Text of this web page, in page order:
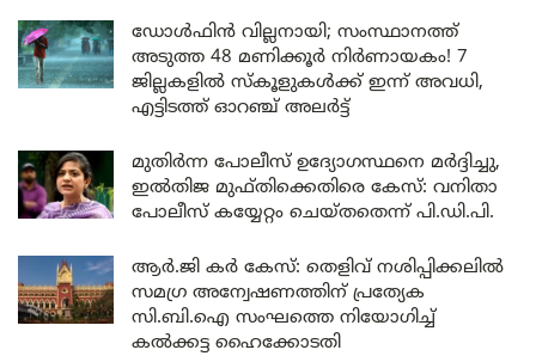
ഡോൾഫിൻ വില്ലനായി; സംസ്ഥാനത്ത്
അടുത്ത 48 മണിക്കൂർ നിർണായകം! 7
ജില്ലകളിൽ സ്കൂളുകൾക്ക് ഇന്ന് അവധി,
എട്ടിടത്ത് ഓറഞ്ച് അലർട്ട്
മുതിർന്ന പോലീസ് ഉദ്യോഗസ്ഥനെ മർദ്ദിച്ചു,
ഇൽതിജ മുഫ്തിക്കെതിരെ കേസ്: വനിതാ
പോലീസ് കയ്യേറ്റം ചെയ്തതെന്ന് പി.ഡി.പി.
ആർ.ജി കർ കേസ്: തെളിവ് നശിപ്പിക്കലിൽ
സമഗ്ര അന്വേഷണത്തിന് പ്രത്യേക
സി.ബി.ഐ സംഘത്തെ നിയോഗിച്ച്
കൽക്കട്ട ഹൈക്കോടതി